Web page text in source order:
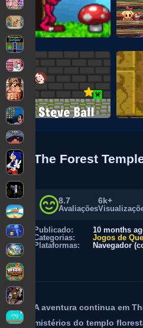
The Forest
8.7
Avaliações
6k+
Publicado:
10 months
Categorias:
Jogos de
Plataformas:
Navegador
A aventura continua em
mistérios do templo